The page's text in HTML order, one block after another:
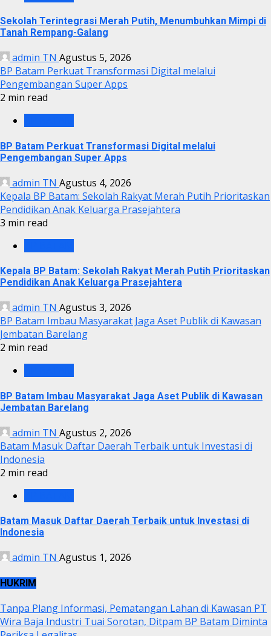
Sekolah Terintegrasi Merah Putih, Menumbuhkan Mimpi di
Tanah Rempang-Galang
admin TN Agustus 5, 2026
BP Batam Perkuat Transformasi Digital melalui
Pengembangan Super Apps
2 min read
BP Batam Perkuat Transformasi Digital melalui
Pengembangan Super Apps
admin TN Agustus 4, 2026
Kepala BP Batam: Sekolah Rakyat Merah Putih Prioritaskan
Pendidikan Anak Keluarga Prasejahtera
3 min read
Kepala BP Batam: Sekolah Rakyat Merah Putih Prioritaskan
Pendidikan Anak Keluarga Prasejahtera
admin TN Agustus 3, 2026
BP Batam Imbau Masyarakat Jaga Aset Publik di Kawasan
Jembatan Barelang
2 min read
BP Batam Imbau Masyarakat Jaga Aset Publik di Kawasan
Jembatan Barelang
admin TN Agustus 2, 2026
Batam Masuk Daftar Daerah Terbaik untuk Investasi di
Indonesia
2 min read
Batam Masuk Daftar Daerah Terbaik untuk Investasi di
Indonesia
admin TN Agustus 1, 2026
HUKRIM
Tanpa Plang Informasi, Pematangan Lahan di Kawasan PT
Wira Baja Industri Tuai Sorotan, Ditpam BP Batam Diminta